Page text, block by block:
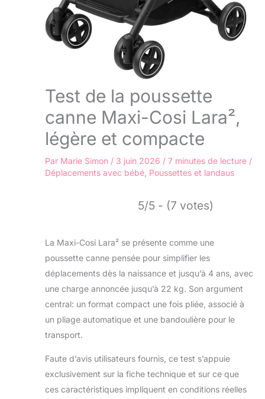
Test de la poussette
canne Maxi-Cosi Lara²,
légère et compacte
Par Marie Simon / 3 juin 2026 / 7 minutes de lecture /
Déplacements avec bébé, Poussettes et landaus
5/5 - (7 votes)
La Maxi-Cosi Lara² se présente comme une
poussette canne pensée pour simplifier les
déplacements dès la naissance et jusqu’à 4 ans, avec
une charge annoncée jusqu’à 22 kg. Son argument
central: un format compact une fois pliée, associé à
un pliage automatique et une bandoulière pour le
transport.
Faute d’avis utilisateurs fournis, ce test s’appuie
exclusivement sur la fiche technique et sur ce que
ces caractéristiques impliquent en conditions réelles